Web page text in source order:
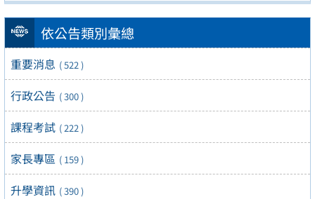
依公告類別彙總
重要消息 ( 522 )
行政公告 ( 300 )
課程考試 ( 222 )
家長專區 ( 159 )
升學資訊 ( 390 )